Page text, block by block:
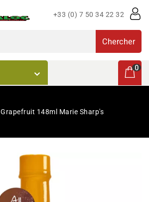
+33 (0) 7 50 34 22 32
Chercher
0
0
Grapefruit 148ml Marie Sharp's